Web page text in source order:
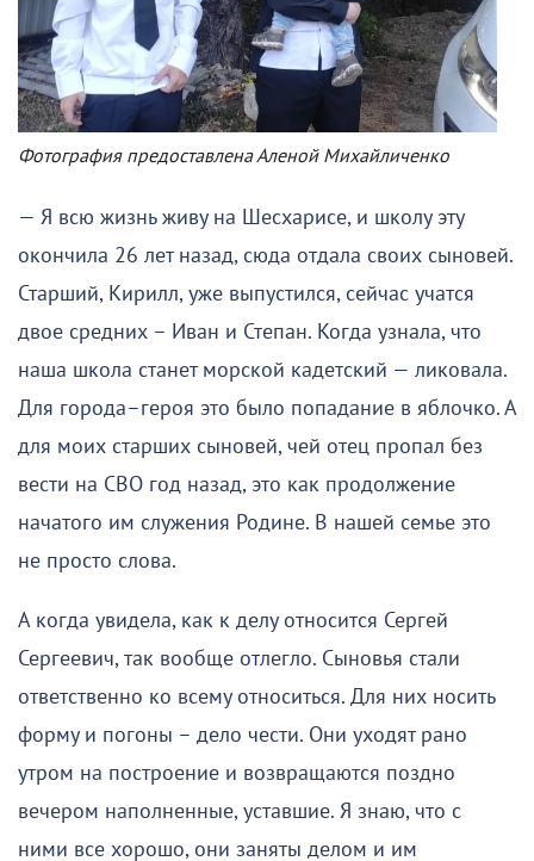
Фотография предоставлена Аленой Михайличенко
— Я всю жизнь живу на Шесхарисе, и школу эту
окончила 26 лет назад, сюда отдала своих сыновей.
Старший, Кирилл, уже выпустился, сейчас учатся
двое средних – Иван и Степан. Когда узнала, что
наша школа станет морской кадетский — ликовала.
Для города–героя это было попадание в яблочко. А
для моих старших сыновей, чей отец пропал без
вести на СВО год назад, это как продолжение
начатого им служения Родине. В нашей семье это
не просто слова.
А когда увидела, как к делу относится Сергей
Сергеевич, так вообще отлегло. Сыновья стали
ответственно ко всему относиться. Для них носить
форму и погоны – дело чести. Они уходят рано
утром на построение и возвращаются поздно
вечером наполненные, уставшие. Я знаю, что с
ними все хорошо, они заняты делом и им